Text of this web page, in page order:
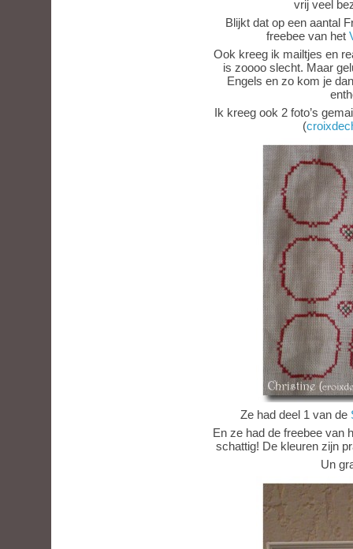
vrij veel
Blijkt dat op een aantal
freebee van het
Ook kreeg ik mailtjes en
is zoooo slecht. Maar
Engels en zo kom je
Ik kreeg ook 2 foto’s
(
Ze had deel 1 van de
En ze had de freebee van
schattig! De kleuren zijn
Un